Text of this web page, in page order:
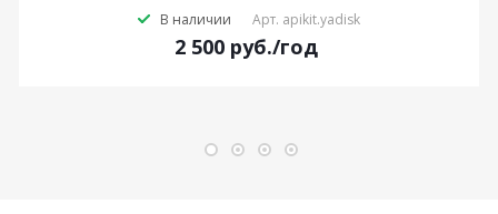
В наличии Арт. apikit.yadisk
2 500 руб./год